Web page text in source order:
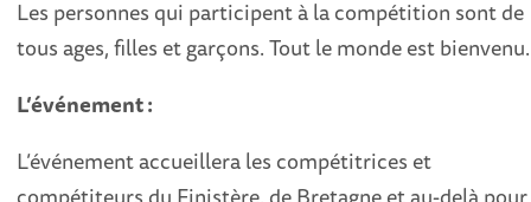
Les personnes qui participent à la compétition sont de
tous ages, filles et garçons. Tout le monde est bienvenu.
L’événement :
L’événement accueillera les compétitrices et